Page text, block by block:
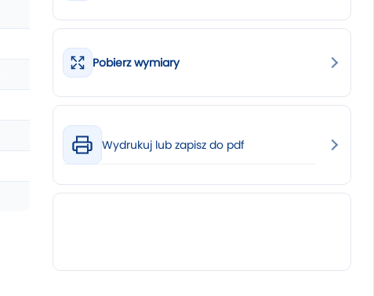
Pobierz wymiary
Wydrukuj lub zapisz do pdf